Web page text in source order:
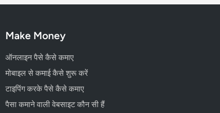
Make Money
ऑनलाइन पैसे कैसे कमाए
मोबाइल से कमाई कैसे शुरू करें
टाइपिंग करके पैसे कैसे कमाए
पैसा कमाने वाली वेबसाइट कौन सी हैं